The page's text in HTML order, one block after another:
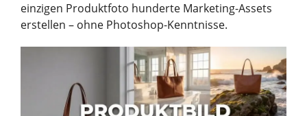
einzigen Produktfoto hunderte Marketing-Assets
erstellen – ohne Photoshop-Kenntnisse.